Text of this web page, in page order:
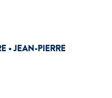
• JEAN-PIERRE